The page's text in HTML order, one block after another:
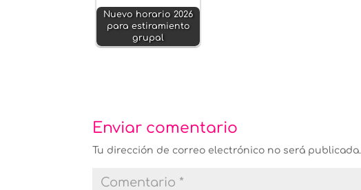
Nuevo horario 2026
para estiramiento
grupal
Enviar comentario
Tu dirección de correo electrónico no será publicada.